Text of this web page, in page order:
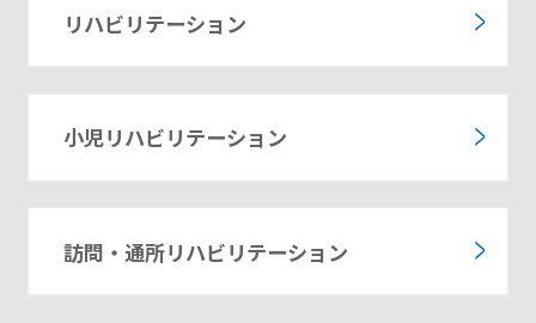
リハビリテーション
小児リハビリテーション
訪問・通所リハビリテーション